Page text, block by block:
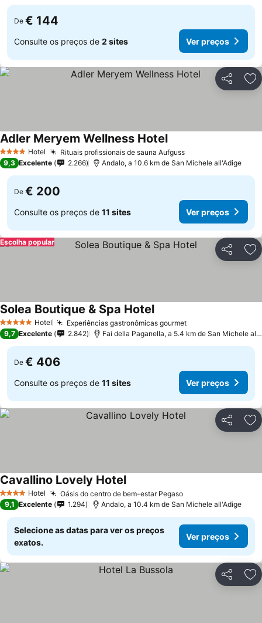
De € 144
Consulte os preços de 2 sites Ver preços
Partilhar
4 EstrelasHotel Rituais profissionais de sauna AufgussVer preços
Adler Meryem Wellness HotelVer preços
9,3 Excelente 2.266 Andalo, a 10.6 km de San Michele all'Adige
De € 200
Consulte os preços de 11 sites Ver preços
Partilhar
Escolha popular
5 Estrelas Hotel Experiências gastronômicas gourmetVer preços
Solea Boutique & Spa HotelVer preços
9,7 Excelente 2.842 Fai della Paganella, a 5.4 km de San Michele
De € 406
Consulte os preços de 11 sites Ver preços
Partilhar
4 EstrelasHotel Oásis do centro de bem-estar PegasoVer preços
Cavallino Lovely HotelVer preços
9,1 Excelente 1.294 Andalo, a 10.4 km de San Michele all'Adige
Selecione as datas para ver os preços
exatos.
Ver preços
Partilhar